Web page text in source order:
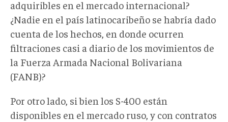
adquiribles en el mercado internacional?
¿Nadie en el país latinocaribeño se habría dado
cuenta de los hechos, en donde ocurren
filtraciones casi a diario de los movimientos de
la Fuerza Armada Nacional Bolivariana
(FANB)?
Por otro lado, si bien los S-400 están
disponibles en el mercado ruso, y con contratos